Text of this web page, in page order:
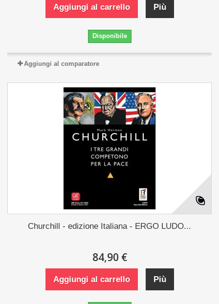
Aggiungi al carrello Più
Disponibile
Aggiungi al comparatore
Churchill - edizione Italiana - ERGO LUDO...
84,90 €
Aggiungi al carrello Più